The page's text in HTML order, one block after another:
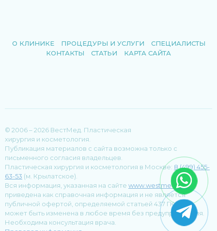
О КЛИНИКЕ ПРОЦЕДУРЫ И УСЛУГИ
СПЕЦИАЛИСТЫ
КОНТАКТЫ
СТАТЬИ КАРТА САЙТА
© 2006 – 2026 ВестМед. Пластическая
хирургия и косметология.
Публикация материалов с сайта возможна только с
письменного согласия владельцев.
Пластическая хирургия и косметология в Москве: 8 (499) 455-
63-53 (м. Крылатское).
Вся информация, указанная на сайте www.westmed.ru,
приведена как справочная информация и не является
публичной офертой, определяемой статьей 437 ГК РФ, и
может быть изменена в любое время без предупреждения.
Необходима консультация врача.